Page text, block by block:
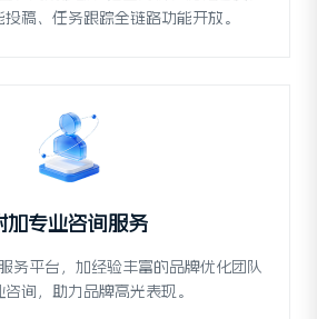
稿、任务跟踪全链路功能开放。
加专业咨询服务
务平台，加经验丰富的品牌优化团队
咨询，助力品牌高光表现。